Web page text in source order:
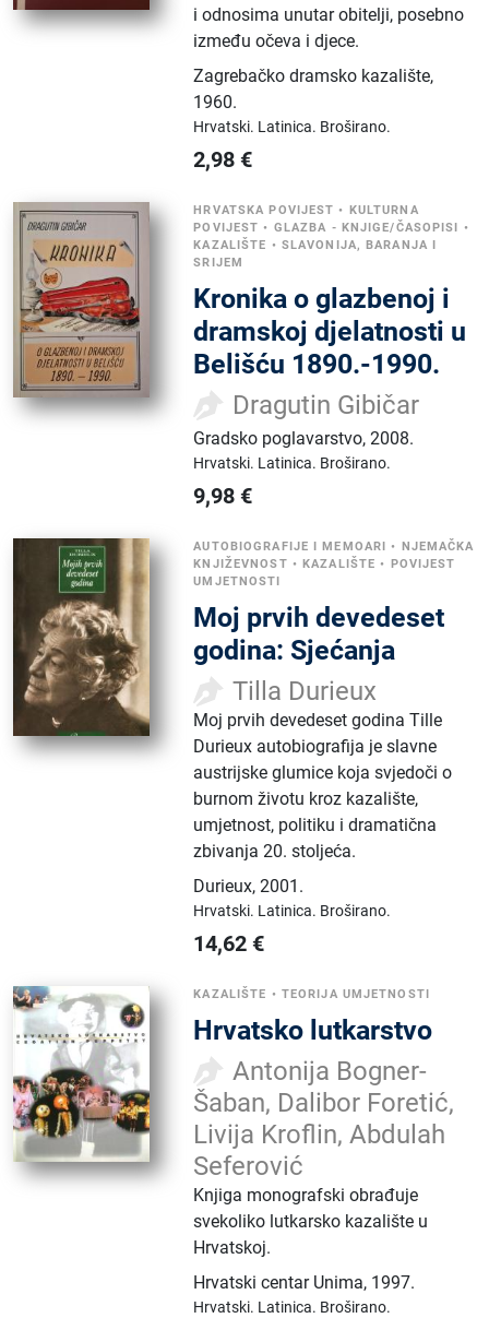
i odnosima unutar obitelji, posebno
između očeva i djece.
Zagrebačko dramsko kazalište,
1960.
Hrvatski. Latinica. Broširano.
2,98 €
HRVATSKA POVIJEST • KULTURNA
POVIJEST • GLAZBA - KNJIGE/ČASOPISI •
KAZALIŠTE • SLAVONIJA, BARANJA I
SRIJEM
Kronika o glazbenoj i
dramskoj djelatnosti u
Belišću 1890.-1990.
Dragutin Gibičar
Gradsko poglavarstvo,2008.
Hrvatski. Latinica. Broširano.
9,98 €
AUTOBIOGRAFIJE I MEMOARI • NJEMAČKA
KNJIŽEVNOST •KAZALIŠTE • POVIJEST
UMJETNOSTI
Moj prvih devedeset
godina: Sjećanja
Tilla Durieux
Moj prvih devedeset godina Tille
Durieux autobiografija je slavne
austrijske glumice koja svjedoči o
burnom životu kroz kazalište,
umjetnost, politiku i dramatična
zbivanja 20. stoljeća.
Durieux,2001.
Hrvatski. Latinica. Broširano.
14,62 €
KAZALIŠTE • TEORIJA UMJETNOSTI
Hrvatsko lutkarstvo
Antonija Bogner-
Šaban, Dalibor Foretić,
Livija Kroflin, Abdulah
Seferović
Knjiga monografski obrađuje
svekoliko lutkarsko kazalište u
Hrvatskoj.
Hrvatski centar Unima, 1997.
Hrvatski. Latinica. Broširano.